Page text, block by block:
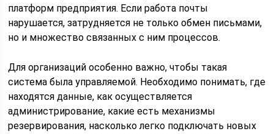
платформ предприятия. Если работа почты
нарушается, затрудняется не только обмен письмами,
но и множество связанных с ним процессов.
Для организаций особенно важно, чтобы такая
система была управляемой. Необходимо понимать, где
находятся данные, как осуществляется
администрирование, какие есть механизмы
резервирования, насколько легко подключать новых